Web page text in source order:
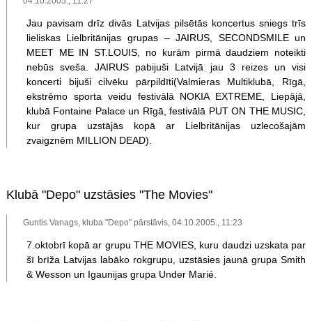
Jau pavisam drīz divās Latvijas pilsētās koncertus sniegs trīs
lieliskas Lielbritānijas grupas – JAIRUS, SECONDSMILE un
MEET ME IN ST.LOUIS, no kurām pirmā daudziem noteikti
nebūs sveša. JAIRUS pabijuši Latvijā jau 3 reizes un visi
koncerti bijuši cilvēku pārpildīti(Valmieras Multiklubā, Rīgā,
ekstrēmo sporta veidu festivālā NOKIA EXTREME, Liepājā,
klubā Fontaine Palace un Rīgā, festivālā PUT ON THE MUSIC,
kur grupa uzstājās kopā ar Lielbritānijas uzlecošajām
zvaigznēm MILLION DEAD).
Klubā "Depo" uzstāsies "The Movies"
Guntis Vanags, kluba "Depo" pārstāvis, 04.10.2005., 11:23
7.oktobrī kopā ar grupu THE MOVIES, kuru daudzi uzskata par
šī brīža Latvijas labāko rokgrupu, uzstāsies jaunā grupa Smith
& Wesson un Igaunijas grupa Under Marié.